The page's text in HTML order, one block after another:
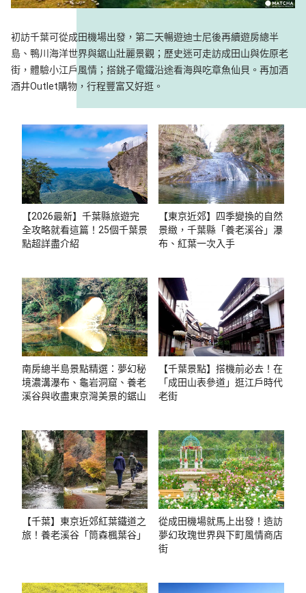
初訪千葉可從成田機場出發，第二天暢遊迪士尼後再續遊房總半
島、鴨川海洋世界與鋸山壯麗景觀；歷史迷可走訪成田山與佐原老
街，體驗小江戶風情；搭銚子電鐵沿途看海與吃章魚仙貝。再加酒
酒井Outlet購物，行程豐富又好逛。
【2026最新】千葉縣旅遊完
全攻略就看這篇！25個千葉景
點超詳盡介紹
【東京近郊】四季變換的自然
景緻，千葉縣「養老溪谷」瀑
布、紅葉一次入手
南房總半島景點精選：夢幻秘
境濃溝瀑布、龜岩洞窟、養老
溪谷與收盡東京灣美景的鋸山
【千葉景點】搭機前必去！在
「成田山表參道」逛江戶時代
老街
【千葉】東京近郊紅葉鐵道之
旅！養老溪谷「筒森楓葉谷」
從成田機場就馬上出發！造訪
夢幻玫瑰世界與下町風情商店
街